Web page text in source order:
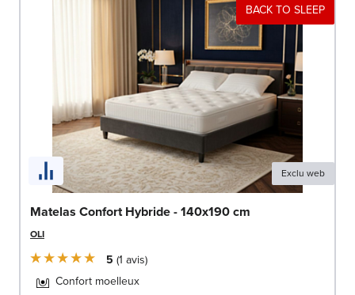
BACK TO SLEEP
Exclu web
Matelas Confort Hybride - 140x190 cm
OLI
5 1 avis
Confort moelleux